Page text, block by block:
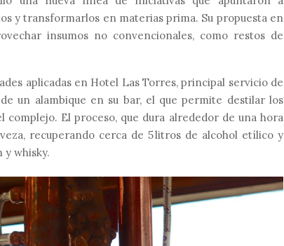
y transformarlos en materias prima. Su propuesta en
insumos no convencionales, como restos de
aplicadas en Hotel Las Torres, principal servicio de
un alambique en su bar, el que permite destilar los
El proceso, que dura alrededor de una hora
recuperando cerca de 5 litros de alcohol etílico y
y whisky.